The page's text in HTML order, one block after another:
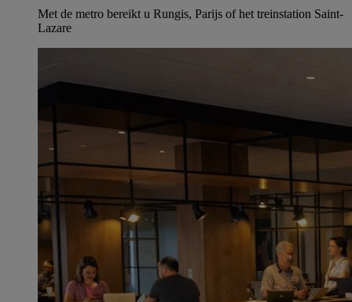
Met de metro bereikt u Rungis, Parijs of het treinstation Saint-
Lazare